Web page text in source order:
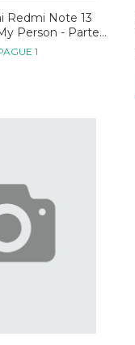
Redmi Note 13
Person - Parte
1